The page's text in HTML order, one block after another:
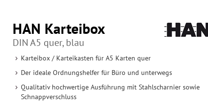
HAN Karteibox
DIN A5 quer, blau
Karteibox / Karteikasten für A5 Karten quer
Der ideale Ordnungshelfer für Büro und unterwegs
Qualitativ hochwertige Ausführung mit Stahlscharnier sowie
Schnappverschluss